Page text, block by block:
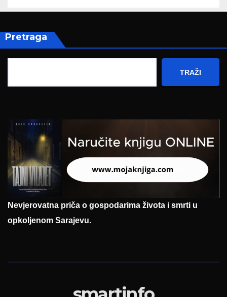
Pretraga
TRAŽI
Nevjerovatna priča o gospodarima života i smrti u
opkoljenom Sarajevu.